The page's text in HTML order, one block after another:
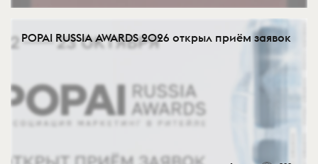
POPAI RUSSIA AWARDS 2026 открыл приём заявок